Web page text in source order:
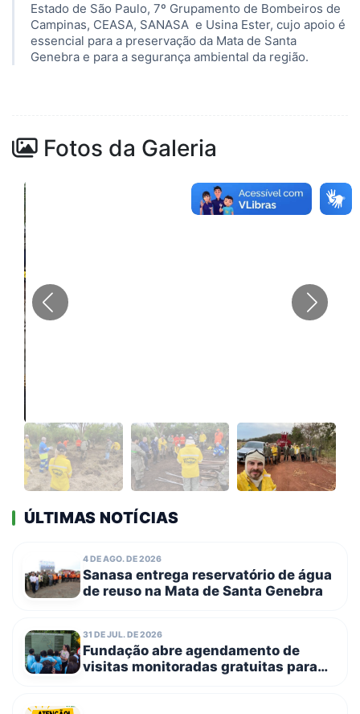
Estado de São Paulo, 7º Grupamento de Bombeiros de
Campinas, CEASA, SANASA e Usina Ester, cujo apoio é
essencial para a preservação da Mata de Santa
Genebra e para a segurança ambiental da região.
Fotos da Galeria
ÚLTIMAS NOTÍCIAS
4 DE AGO. DE 2026
Sanasa entrega reservatório de água
de reuso na Mata de Santa Genebra
31 DE JUL. DE 2026
Fundação abre agendamento de
visitas monitoradas gratuitas para